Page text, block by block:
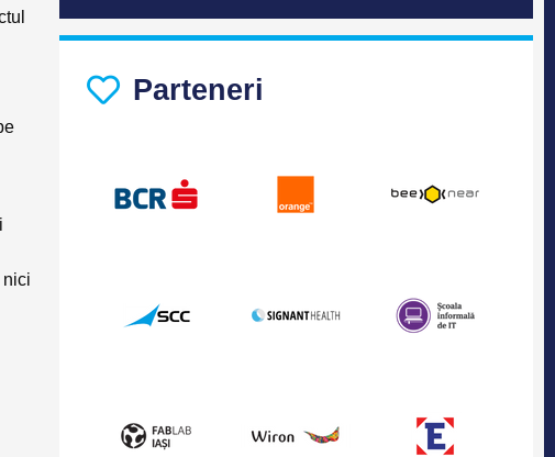
nici
Parteneri